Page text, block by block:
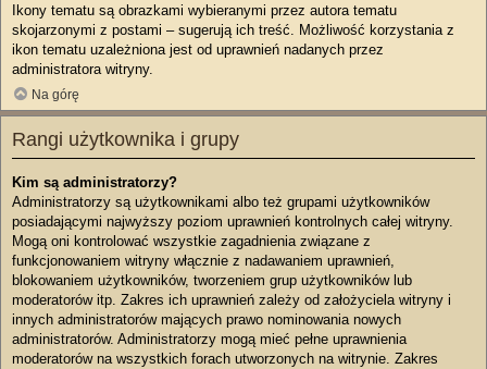
Ikony tematu są obrazkami wybieranymi przez autora tematu
skojarzonymi z postami – sugerują ich treść. Możliwość korzystania z
ikon tematu uzależniona jest od uprawnień nadanych przez
administratora witryny.
Na górę
Rangi użytkownika i grupy
Kim są administratorzy?
Administratorzy są użytkownikami albo też grupami użytkowników
posiadającymi najwyższy poziom uprawnień kontrolnych całej witryny.
Mogą oni kontrolować wszystkie zagadnienia związane z
funkcjonowaniem witryny włącznie z nadawaniem uprawnień,
blokowaniem użytkowników, tworzeniem grup użytkowników lub
moderatorów itp. Zakres ich uprawnień zależy od założyciela witryny i
innych administratorów mających prawo nominowania nowych
administratorów. Administratorzy mogą mieć pełne uprawnienia
moderatorów na wszystkich forach utworzonych na witrynie. Zakres